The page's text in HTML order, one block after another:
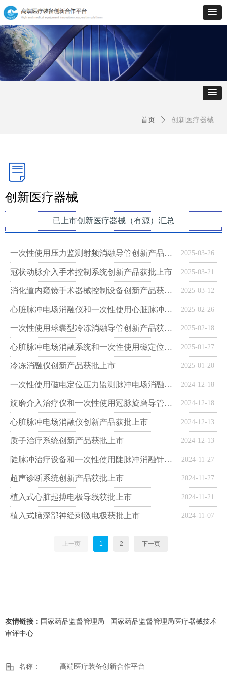
首页 ꄲ 创新医疗器械
ꂓ
创新医疗器械
2025-03-26
一次性使用压力监测射频消融导管创新产品获批上市
2025-03-21
冠状动脉介入手术控制系统创新产品获批上市
2025-03-12
消化道内窥镜手术器械控制设备创新产品获批上市
2025-02-26
心脏脉冲电场消融仪和一次性使用心脏脉冲电场消融导管创新产品获批上市
2025-02-18
一次性使用球囊型冷冻消融导管创新产品获批上市
2025-01-27
心脏脉冲电场消融系统和一次性使用磁定位心脏脉冲电场消融导管创新产品获批上市
2025-01-20
冷冻消融仪创新产品获批上市
2024-12-18
一次性使用磁电定位压力监测脉冲电场消融导管创新产品获批上市
2024-12-18
旋磨介入治疗仪和一次性使用冠脉旋磨导管创新产品获批上市
2024-12-13
心脏脉冲电场消融仪创新产品获批上市
2024-12-13
质子治疗系统创新产品获批上市
2024-11-27
陡脉冲治疗设备和一次性使用陡脉冲消融针创新产品获批上市
2024-11-27
超声诊断系统创新产品获批上市
2024-11-21
植入式心脏起搏电极导线获批上市
2024-11-07
植入式脑深部神经刺激电极获批上市
上一页 1 2 下一页
已上市创新医疗器械（有源）汇总
名称： 高端医疗装备创新合作平台
友情链接： 国家药品监督管理局
国家药品监督管理局医疗器械技术
审评中心